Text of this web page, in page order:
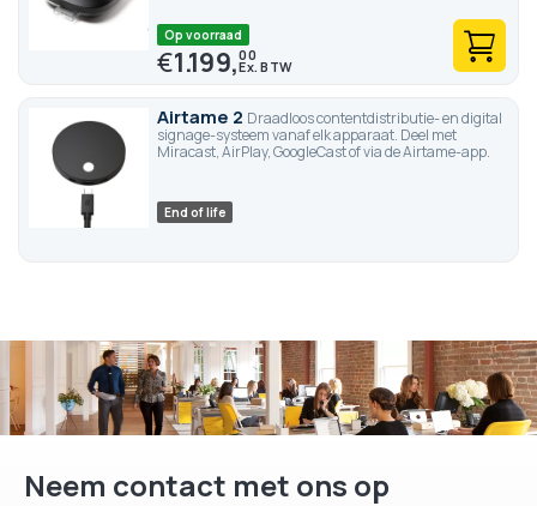
Op voorraad
€1.199,00
Airtame 2 Draadloos contentdistributie- en digital
signage-systeem vanaf elk apparaat. Deel met
Miracast, AirPlay, GoogleCast of via de Airtame-app.
End of life
Neem contact met ons op